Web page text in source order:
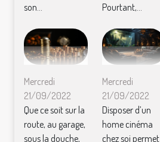
son...
Pourtant,...
Mercredi
21/09/2022
Que ce soit sur la
route, au garage,
sous la douche,
Mercredi
21/09/2022
Disposer d’un
home cinéma
chez soi permet